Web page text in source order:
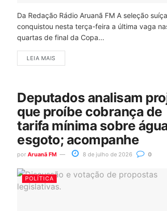
Da Redação Rádio Aruanã FM A seleção suíça
conquistou nesta terça-feira a última vaga
quartas de final da Copa...
LEIA MAIS
Deputados analisam
que proíbe cobrança de
tarifa mínima sobre
esgoto; acompanhe
por Aruanã FM 8 de julho de 2026 0
POLÍTICA